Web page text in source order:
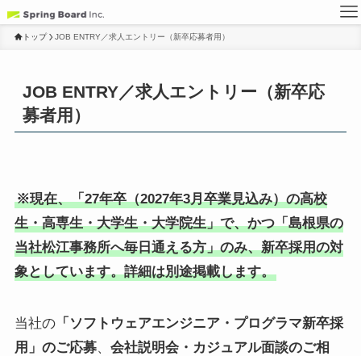
トップ JOB ENTRY／求人エントリー（新卒応募者用）
JOB ENTRY／求人エントリー（新卒応
募者用）
※現在、「27年卒（2027年3月卒業見込み）の高校
生・高専生・大学生・大学院生」で、かつ「島根県の
当社松江事務所へ毎日通える方」のみ、新卒採用の対
象としています。詳細は別途掲載します。
当社の「ソフトウェアエンジニア・プログラマ新卒採
用」のご応募、 会社説明会・カジュアル面談のご相